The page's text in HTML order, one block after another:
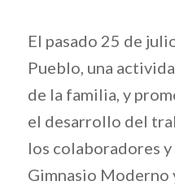
El pasado 25 de
Pueblo, una
de la familia, y
el desarrollo del
los colaboradores
Gimnasio Moderno